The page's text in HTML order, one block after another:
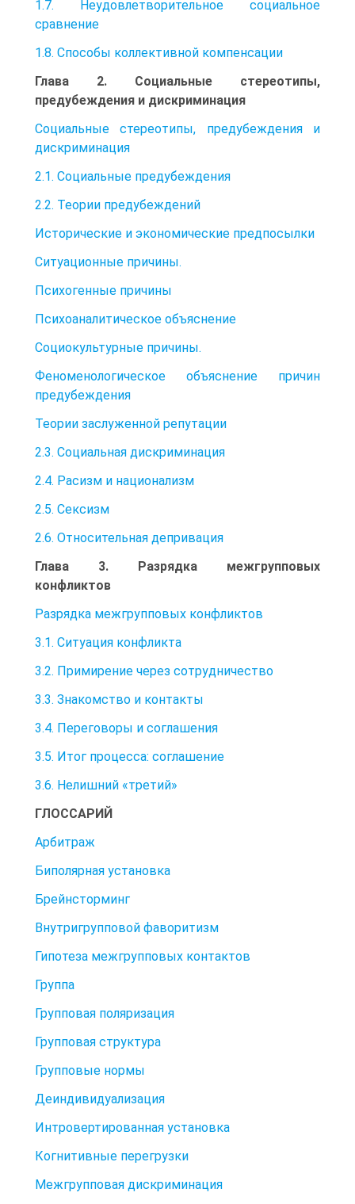
1.7. Неудовлетворительное социальное
сравнение
1.8. Способы коллективной компенсации
Глава 2. Социальные стереотипы,
предубеждения и дискриминация
Социальные стереотипы, предубеждения и
дискриминация
2.1. Социальные предубеждения
2.2. Теории предубеждений
Исторические и экономические предпосылки
Ситуационные причины.
Психогенные причины
Психоаналитическое объяснение
Социокультурные причины.
Феноменологическое объяснение причин
предубеждения
Теории заслуженной репутации
2.3. Социальная дискриминация
2.4. Расизм и национализм
2.5. Сексизм
2.6. Относительная депривация
Глава 3. Разрядка межгрупповых
конфликтов
Разрядка межгрупповых конфликтов
3.1. Ситуация конфликта
3.2. Примирение через сотрудничество
3.3. Знакомство и контакты
3.4. Переговоры и соглашения
3.5. Итог процесса: соглашение
3.6. Нелишний «третий»
ГЛОССАРИЙ
Арбитраж
Биполярная установка
Брейнсторминг
Внутригрупповой фаворитизм
Гипотеза межгрупповых контактов
Группа
Групповая поляризация
Групповая структура
Групповые нормы
Деиндивидуализация
Интровертированная установка
Когнитивные перегрузки
Межгрупповая дискриминация